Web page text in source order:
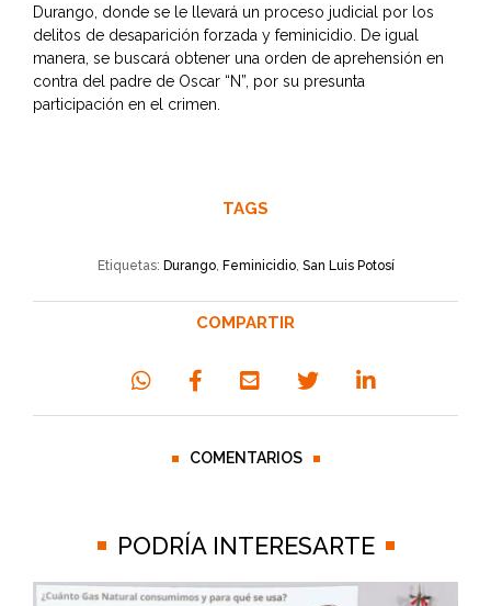
Durango, donde se le llevará un proceso judicial por los
delitos de desaparición forzada y feminicidio. De igual
manera, se buscará obtener una orden de aprehensión en
contra del padre de Oscar “N”, por su presunta
participación en el crimen.
TAGS
Etiquetas: Durango, Feminicidio, San Luis Potosí
COMPARTIR
COMENTARIOS
PODRÍA INTERESARTE